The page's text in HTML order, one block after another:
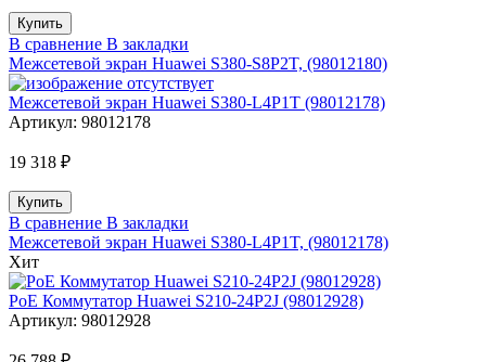
В сравнение В закладки
Межсетевой экран Huawei S380-S8P2T, (98012180)
Межсетевой экран Huawei S380-L4P1T (98012178)
Артикул: 98012178
19 318 ₽
В сравнение В закладки
Межсетевой экран Huawei S380-L4P1T, (98012178)
Хит
PoE Коммутатор Huawei S210-24P2J (98012928)
Артикул: 98012928